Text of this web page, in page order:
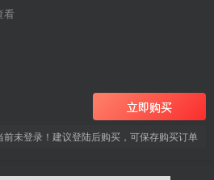
看
立即购买
前未登录！建议登陆后购买，可保存购买订单